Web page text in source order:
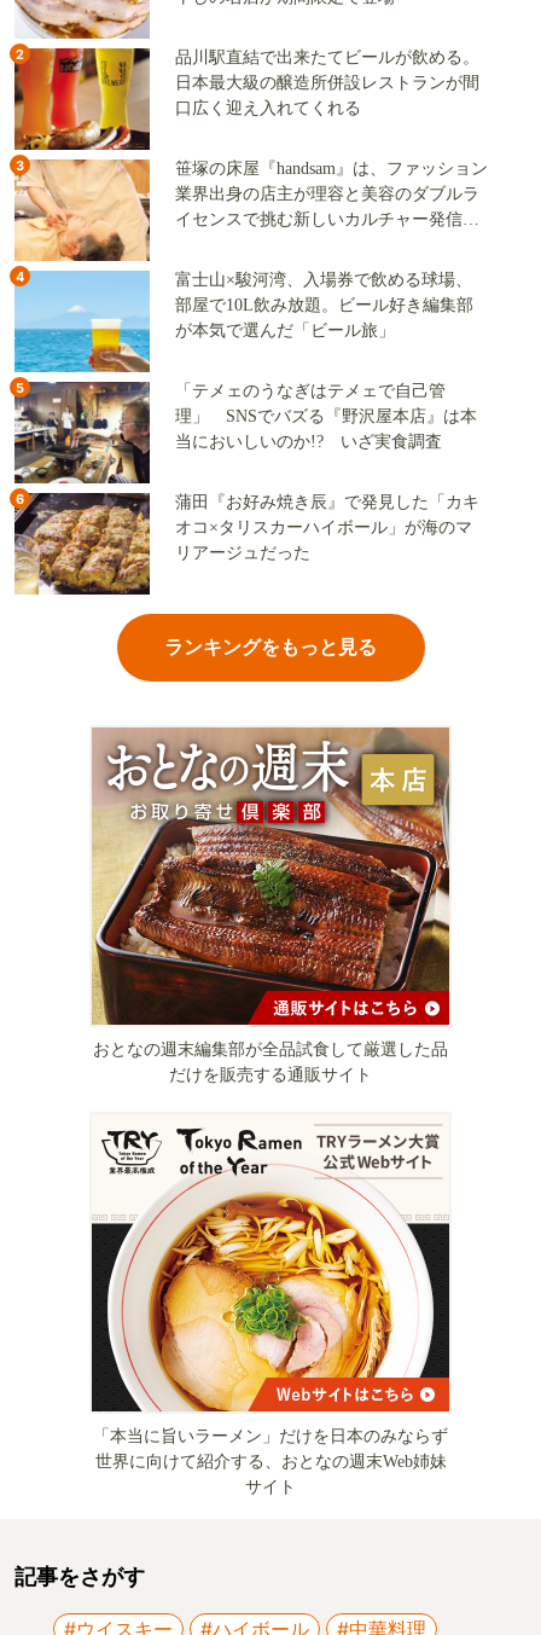
2
品川駅直結で出来たてビールが飲める。
日本最大級の醸造所併設レストランが間
口広く迎え入れてくれる
3
笹塚の床屋『handsam』は、ファッション
業界出身の店主が理容と美容のダブルラ
イセンスで挑む新しいカルチャー発信基
4
富士山×駿河湾、入場券で飲める球場、
部屋で10L飲み放題。ビール好き編集部
が本気で選んだ「ビール旅」
5
「テメェのうなぎはテメェで自己管
理」 SNSでバズる『野沢屋本店』は本
当においしいのか!? いざ実食調査
6
蒲田『お好み焼き辰』で発見した「カキ
オコ×タリスカーハイボール」が海のマ
リアージュだった
ランキングをもっと見る
おとなの週末編集部が全品試食して厳選した品
だけを販売する通販サイト
「本当に旨いラーメン」だけを日本のみならず
世界に向けて紹介する、おとなの週末Web姉妹
サイト
記事をさがす
#ウイスキー #ハイボール #中華料理